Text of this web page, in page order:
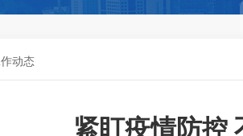
动态
紧盯疫情防控